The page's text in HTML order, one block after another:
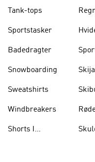
Tank-tops
Sportstasker
Badedragter
Snowboarding
Sweatshirts
Windbreakers
Shorts I